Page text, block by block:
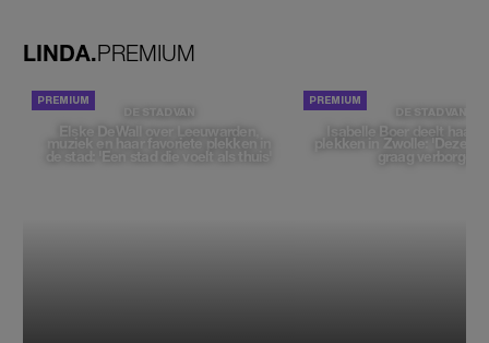
LINDA.PREMIUM
DE STAD VAN
Elske DeWall over Leeuwarden,
muziek en haar favoriete plekken in
de stad: 'Een stad die voelt als thuis'
DE STAD VAN
Isabelle Boer deelt haar
plekken in Zwolle: 'Deze
graag verborgen'